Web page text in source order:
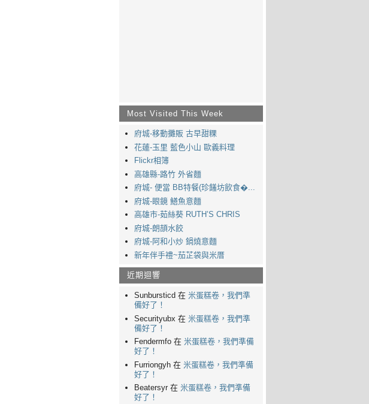
Most Visited This Week
府城-移動攤販 古早甜粿
花蓮-玉里 藍色小山 歐義料理
Flickr相簿
高雄縣-路竹 外省麵
府城- 便當 BB特餐(珍饈坊飲食�...
府城-眼鏡 鱔魚意麵
高雄市-茹絲葵 RUTH’S CHRIS
府城-朗頡水餃
府城-阿和小炒 鍋燒意麵
新年伴手禮~茄芷袋與米厝
近期迴響
Sunbursticd 在 米蛋糕卷，我們準
備好了！
Securityubx 在 米蛋糕卷，我們準
備好了！
Fendermfo 在 米蛋糕卷，我們準備
好了！
Furriongyh 在 米蛋糕卷，我們準備
好了！
Beatersyr 在 米蛋糕卷，我們準備
好了！